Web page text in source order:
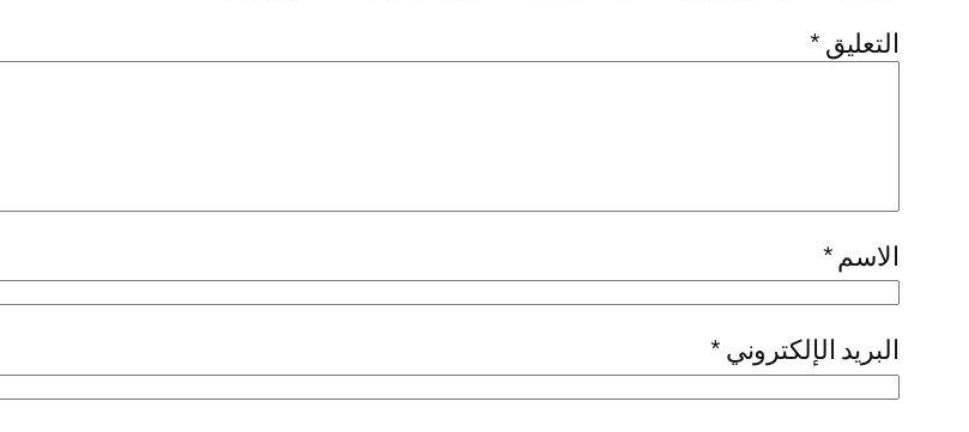
التعليق *
الاسم *
البريد الإلكتروني *